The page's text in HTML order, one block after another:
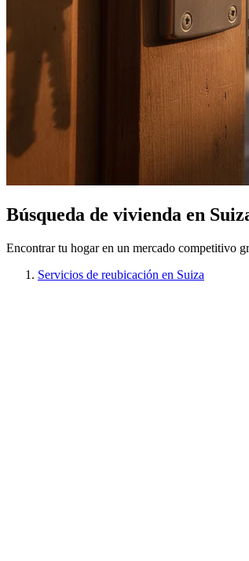
Búsqueda de vivienda en
Encontrar tu hogar en un mercado competitivo
Servicios de reubicación en Suiza